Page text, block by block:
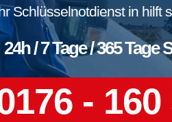
Schlüsselnotdienst in hilft
24h / 7 Tage / 365 Tage
- 160